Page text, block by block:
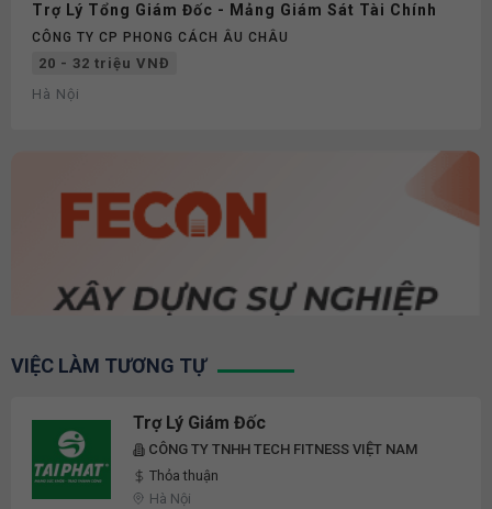
Trợ Lý Tổng Giám Đốc - Mảng Giám Sát Tài Chính
CÔNG TY CP PHONG CÁCH ÂU CHÂU
20 - 32 triệu VNĐ
Hà Nội
VIỆC LÀM TƯƠNG TỰ
Trợ Lý Giám Đốc
CÔNG TY TNHH TECH FITNESS VIỆT NAM
Thỏa thuận
Hà Nội